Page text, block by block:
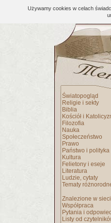
Używamy cookies w celach
Światopogląd
Religie i sekty
Biblia
Kościół i
Filozofia
Nauka
Społeczeństwo
Prawo
Państwo i polityka
Kultura
Felietony i eseje
Literatura
Ludzie, cytaty
Tematy
Znalezione w sieci
Współpraca
Pytania i
Listy od